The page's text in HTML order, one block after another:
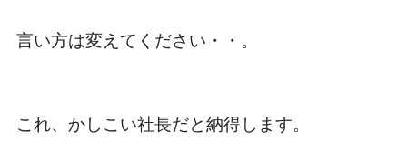
言い方は変えてください・・。
これ、かしこい社長だと納得します。